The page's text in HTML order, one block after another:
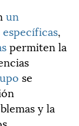
un
,
permiten la
se
y la